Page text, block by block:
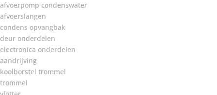
afvoerpomp condenswater
afvoerslangen
condens opvangbak
deur onderdelen
electronica onderdelen
aandrijving
koolborstel trommel
trommel